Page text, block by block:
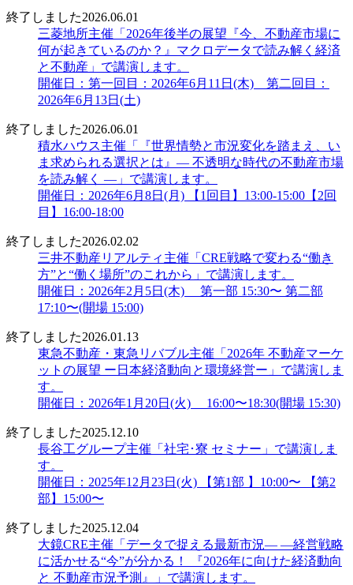
終了しました2026.06.01
三菱地所主催「2026年後半の展望『今、不動産市場に
何が起きているのか？』マクロデータで読み解く経済
と不動産」で講演します。
開催日：第一回目：2026年6月11日(木) 第二回目：
2026年6月13日(土)
終了しました2026.06.01
積水ハウス主催「『世界情勢と市況変化を踏まえ、い
ま求められる選択とは』― 不透明な時代の不動産市場
を読み解く ―」で講演します。
開催日：2026年6月8日(月) 【1回目】13:00-15:00【2回
目】16:00-18:00
終了しました2026.02.02
三井不動産リアルティ主催「CRE戦略で変わる“働き
方”と“働く場所”のこれから」で講演します。
開催日：2026年2月5日(木) 第一部 15:30〜 第二部
17:10〜(開場 15:00)
終了しました2026.01.13
東急不動産・東急リバブル主催「2026年 不動産マーケ
ットの展望 ー日本経済動向と環境経営ー」で講演しま
す。
開催日：2026年1月20日(火) 16:00〜18:30(開場 15:30)
終了しました2025.12.10
長谷工グループ主催「社宅･寮 セミナー」で講演しま
す。
開催日：2025年12月23日(火) 【第1部 】10:00〜 【第2
部】15:00〜
終了しました2025.12.04
大鏡CRE主催「データで捉える最新市況― ―経営戦略
に活かせる“今”が分かる！ 『2026年に向けた経済動向
と 不動産市況予測』」で講演します。